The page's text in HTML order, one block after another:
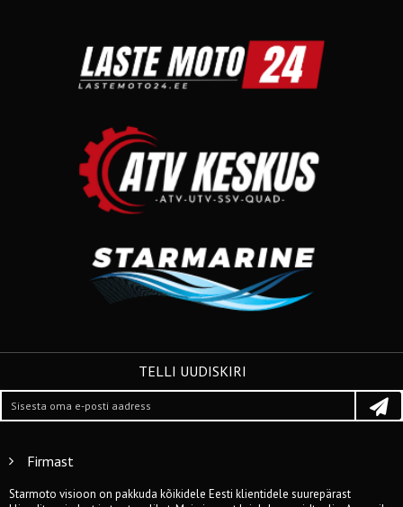
TELLI UUDISKIRI
Firmast
Starmoto visioon on pakkuda kõikidele Eesti klientidele suurepärast